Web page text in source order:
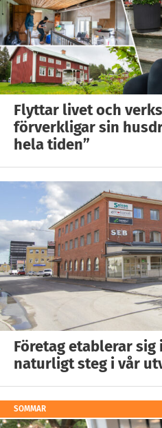
Flyttar livet och
förverkligar sin
hela tiden”
Företag etablerar sig
naturligt steg i vår
SOMMAR